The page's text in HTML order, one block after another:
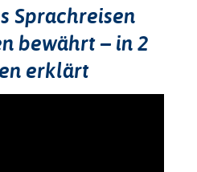
Sprachreisen
bewährt – in 2
erklärt